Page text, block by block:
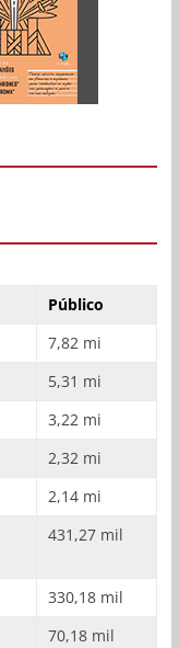
Público
7,82 mi
5,31 mi
3,22 mi
2,32 mi
2,14 mi
431,27 mil
330,18 mil
70,18 mil